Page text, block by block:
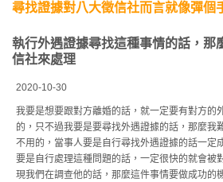
尋找證據對八大徵信社而言就像彈個
執行外遇證據尋找這種事情的話，那
信社來處理
2020-10-30
我要是想要跟對方離婚的話，就一定要有對方的
的，只不過我要是要尋找外遇證據的話，那麼我
不用的，當事人要是自行尋找外遇證據的話一定
要是自行處理這種問題的話，一定很快的就會被
現我們在調查他的話，那麼這件事情要做成功的